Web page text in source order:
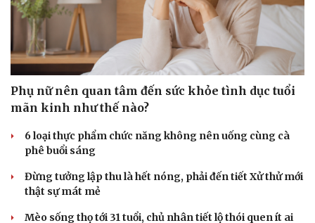
Phụ nữ nên quan tâm đến sức khỏe tình dục tuổi
mãn kinh như thế nào?
6 loại thực phẩm chức năng không nên uống cùng cà
phê buổi sáng
Đừng tưởng lập thu là hết nóng, phải đến tiết Xử thử mới
thật sự mát mẻ
Mèo sống thọ tới 31 tuổi, chủ nhân tiết lộ thói quen ít ai